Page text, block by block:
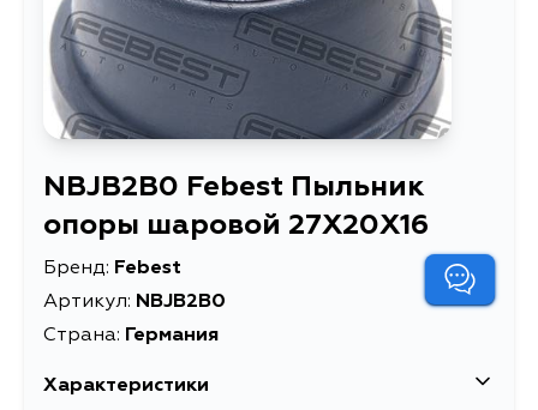
NBJB2B0 Febest Пыльник
опоры шаровой 27X20X16
Бренд: Febest
Артикул: NBJB2B0
Страна: Германия
Характеристики